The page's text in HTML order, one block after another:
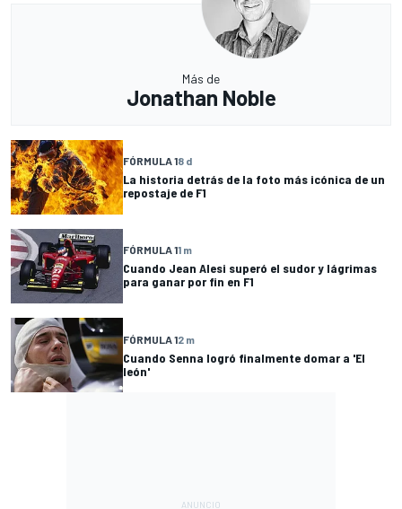
Más de
Jonathan Noble
FÓRMULA 18 d
La historia detrás de la foto más icónica de un
repostaje de F1
FÓRMULA 11 m
Cuando Jean Alesi superó el sudor y lágrimas
para ganar por fin en F1
FÓRMULA 12 m
Cuando Senna logró finalmente domar a 'El
león'